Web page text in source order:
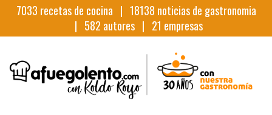
7033 recetas de cocina | 18138 noticias de gastronomia
| 582 autores | 21 empresas